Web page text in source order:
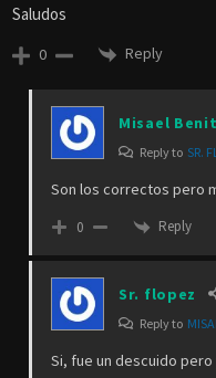
Saludos
0 Reply
Misael
Reply to SR.
Son los correctos pero
0 Reply
Sr. flopez
Reply to
Si, fue un descuido